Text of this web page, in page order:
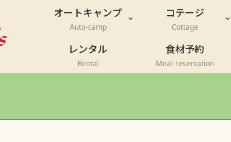
オートキャンプ
Auto-camp
コテージ
Cottage
レンタル
Rental
食材予約
Meal-reservation